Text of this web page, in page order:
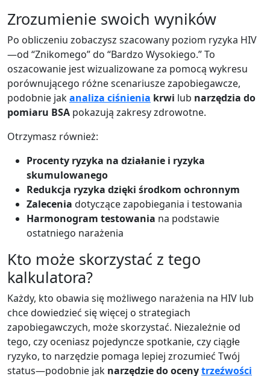
Zrozumienie swoich wyników
Po obliczeniu zobaczysz szacowany poziom ryzyka HIV
—od “Znikomego” do “Bardzo Wysokiego.” To
oszacowanie jest wizualizowane za pomocą wykresu
porównującego różne scenariusze zapobiegawcze,
podobnie jakanaliza ciśnienia krwi lub narzędzia do
pomiaru BSA pokazują zakresy zdrowotne.
Otrzymasz również:
Procenty ryzyka na działanie i ryzyka
skumulowanego
Redukcja ryzyka dzięki środkom ochronnym
Zalecenia dotyczące zapobiegania i testowania
Harmonogram testowania na podstawie
ostatniego narażenia
Kto może skorzystać z tego
kalkulatora?
Każdy, kto obawia się możliwego narażenia na HIV lub
chce dowiedzieć się więcej o strategiach
zapobiegawczych, może skorzystać. Niezależnie od
tego, czy oceniasz pojedyncze spotkanie, czy ciągłe
ryzyko, to narzędzie pomaga lepiej zrozumieć Twój
status—podobnie jak narzędzie do ocenytrzeźwości